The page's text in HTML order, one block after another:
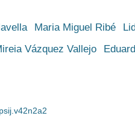
Maria Miguel Ribé
Vázquez Vallejo